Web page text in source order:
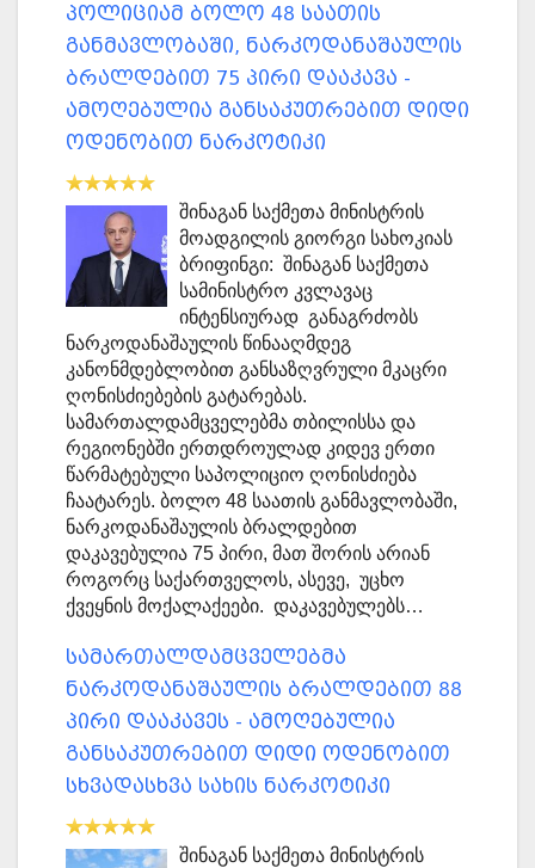
პოლიციამ ბოლო 48 საათის
განმავლობაში, ნარკოდანაშაულის
ბრალდებით 75 პირი დააკავა -
ამოღებულია განსაკუთრებით დიდი
ოდენობით ნარკოტიკი
შინაგან საქმეთა მინისტრის
მოადგილის გიორგი სახოკიას
ბრიფინგი: შინაგან საქმეთა
სამინისტრო კვლავაც
ინტენსიურად განაგრძობს
ნარკოდანაშაულის წინააღმდეგ
კანონმდებლობით განსაზღვრული მკაცრი
ღონისძიებების გატარებას.
სამართალდამცველებმა თბილისსა და
რეგიონებში ერთდროულად კიდევ ერთი
წარმატებული საპოლიციო ღონისძიება
ჩაატარეს. ბოლო 48 საათის განმავლობაში,
ნარკოდანაშაულის ბრალდებით
დაკავებულია 75 პირი, მათ შორის არიან
როგორც საქართველოს, ასევე, უცხო
ქვეყნის მოქალაქეები. დაკავებულებს…
სამართალდამცველებმა
ნარკოდანაშაულის ბრალდებით 88
პირი დააკავეს - ამოღებულია
განსაკუთრებით დიდი ოდენობით
სხვადასხვა სახის ნარკოტიკი
შინაგან საქმეთა მინისტრის